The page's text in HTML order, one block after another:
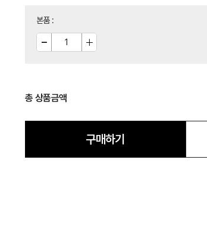
본품:
총 상품금액
구매하기